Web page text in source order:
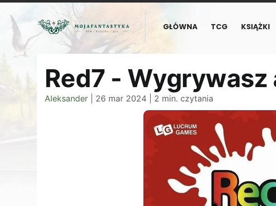
GŁÓWNA TCG KSIĄŻKI
Red7 - Wygrywasz
Aleksander 26 mar 2024 2 min. czytania